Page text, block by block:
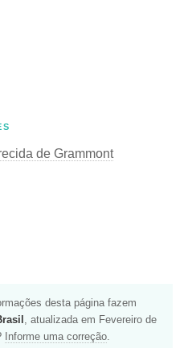
de Grammont
desta página fazem
, atualizada em Fevereiro de
Informe uma correção